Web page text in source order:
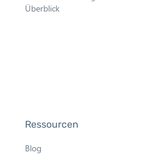
Überblick
Ressourcen
Blog